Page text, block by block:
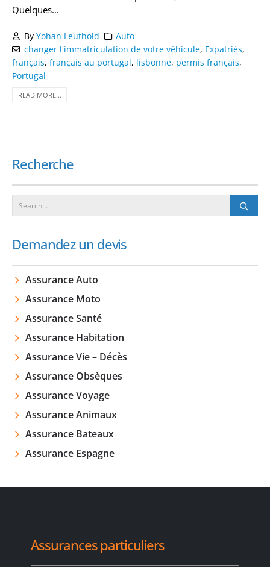
Quelques...
By Yohan Leuthold
Auto
changer l'immatriculation de votre véhicule, Expatriés,
français, français au portugal, lisbonne, permis français,
Portugal
READ MORE...
Recherche
Demandez un devis
Assurance Auto
Assurance Moto
Assurance Santé
Assurance Habitation
Assurance Vie – Décès
Assurance Obsèques
Assurance Voyage
Assurance Animaux
Assurance Bateaux
Assurance Espagne
Assurances particuliers